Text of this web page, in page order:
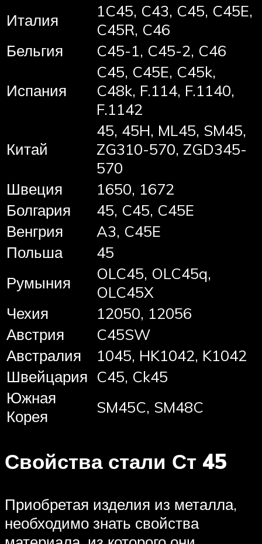
Италия
1C45, C43, C45, C45E,
C45R, C46
Бельгия
C45-1, C45-2, C46
Испания
C45, C45E, C45k,
C48k, F.114, F.1140,
F.1142
Китай
45, 45H, ML45, SM45,
ZG310-570, ZGD345-
570
Швеция
1650, 1672
Болгария
45, C45, C45E
Венгрия
A3, C45E
Польша
45
Румыния
OLC45, OLC45q,
OLC45X
Чехия
12050, 12056
Австрия
C45SW
Австралия
1045, HK1042, K1042
Швейцария C45, Ck45
Южная
Корея
SM45C, SM48C
Свойства стали Ст 45
Приобретая изделия из металла,
необходимо знать свойства